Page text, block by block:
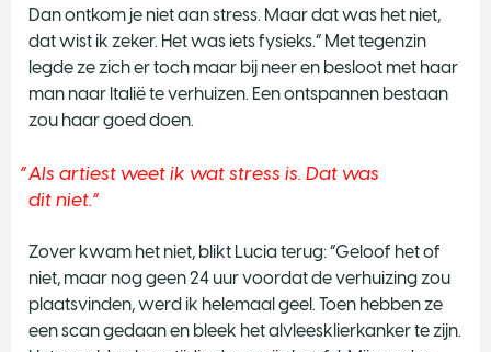
Dan ontkom je niet aan stress. Maar dat was het niet,
dat wist ik zeker. Het was iets fysieks.” Met tegenzin
legde ze zich er toch maar bij neer en besloot met haar
man naar Italië te verhuizen. Een ontspannen bestaan
zou haar goed doen.
Als artiest weet ik wat stress is. Dat was
dit niet.
Zover kwam het niet, blikt Lucia terug: “Geloof het of
niet, maar nog geen 24 uur voordat de verhuizing zou
plaatsvinden, werd ik helemaal geel. Toen hebben ze
een scan gedaan en bleek het alvleesklierkanker te zijn.